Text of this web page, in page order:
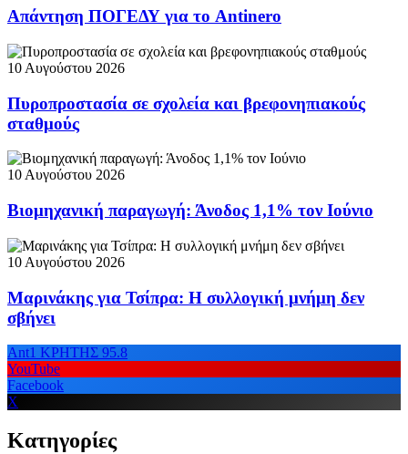
Απάντηση ΠΟΓΕΔΥ για το Antinero
10 Αυγούστου 2026
Πυροπροστασία σε σχολεία και βρεφονηπιακούς
σταθμούς
10 Αυγούστου 2026
Βιομηχανική παραγωγή: Άνοδος 1,1% τον Ιούνιο
10 Αυγούστου 2026
Μαρινάκης για Τσίπρα: Η συλλογική μνήμη δεν
σβήνει
Ant1 ΚΡΗΤΗΣ 95.8
YouTube
Facebook
X
Κατηγορίες